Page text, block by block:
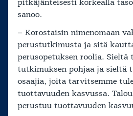
pitkäjänteisesti korkealla
sanoo.
– Korostaisin nimenomaan
perustutkimusta ja sitä
perusopetuksen roolia. Sieltä
tutkimuksen pohjaa ja sieltä
osaajia, joita tarvitsemme
tuottavuuden kasvussa.
perustuu tuottavuuden